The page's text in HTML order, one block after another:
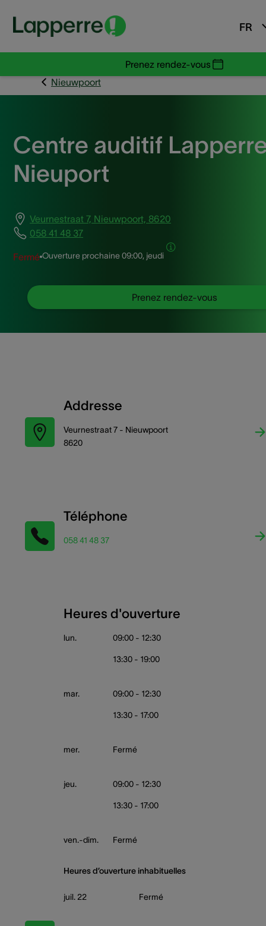
FR
Prenez rendez-vous
Nieuwpoort
Centre auditif
Nieuport
Veurnestraat 7, Nieuwpoort, 8620
058 41 48 37
Fermé Ouverture prochaine09:00, jeudi
Prenez rendez-vous
Addresse
Veurnestraat 7 - Nieuwpoort
8620
Téléphone
058 41 48 37
Heures d'ouverture
lun. 09:00 - 12:30
13:30 - 19:00
mar. 09:00 - 12:30
13:30 - 17:00
mer. Fermé
jeu. 09:00 - 12:30
13:30 - 17:00
ven.-dim. Fermé
Heures d’ouverture inhabituelles
juil. 22 Fermé